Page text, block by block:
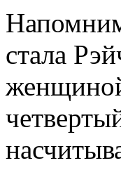
стала